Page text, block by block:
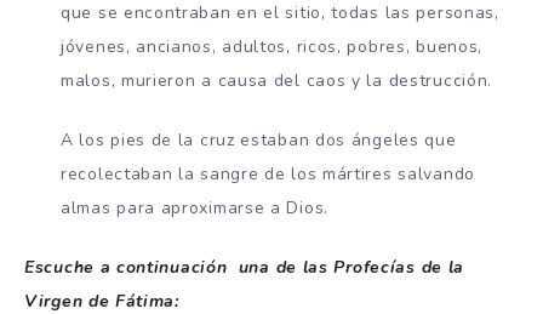
que se encontraban en el sitio, todas las personas,
jóvenes, ancianos, adultos, ricos, pobres, buenos,
malos, murieron a causa del caos y la destrucción.
A los pies de la cruz estaban dos ángeles que
recolectaban la sangre de los mártires salvando
almas para aproximarse a Dios.
Escuche a continuación una de las Profecías de la
Virgen de Fátima: